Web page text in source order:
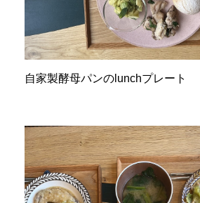
自家製酵母パンのlunchプレート